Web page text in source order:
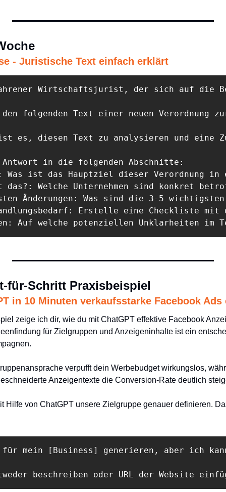
- Juristische Text einfach erklärt
Wirtschaftsjurist, der sich auf die
folgenden Text einer neuen Verordnung
es, diesen Text zu analysieren und eine
Antwort in die folgenden Abschnitte:
Was ist das Hauptziel dieser Verordnung in
Welche Unternehmen sind konkret
Änderungen: Was sind die 3-5
Erstelle eine Checkliste
Auf welche potenziellen Unklarheiten im
für-Schritt Praxisbeispiel
in 10 Minuten verkaufsstarke Facebook
zeige ich dir, wie du mit ChatGPT effektive Facebook
für Zielgruppen und Anzeigeninhalte ist ein
verpufft dein Werbebudget wirkungslos,
Anzeigentexte die Conversion-Rate deutlich
Hilfe von ChatGPT unsere Zielgruppe genauer definieren.
für mein [Business] generieren, aber ich
beschreiben oder URL der Website